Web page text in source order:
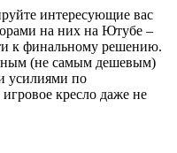
интересующие вас
на них на Ютубе –
к финальному решению.
(не самым дешевым)
усилиями по
кресло даже не